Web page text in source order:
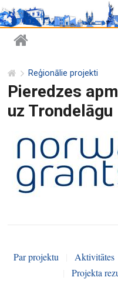
Reģionālie projekti
Pieredzes
uz Trondelāgu
Par projektu Aktivitātes
Projekta